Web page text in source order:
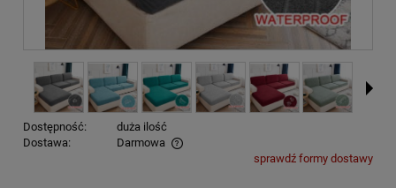
Dostępność:
duża ilość
Dostawa:
Darmowa
Cena nie zawiera ewentualnych kosztów płatnościsprawdź formy dostawy